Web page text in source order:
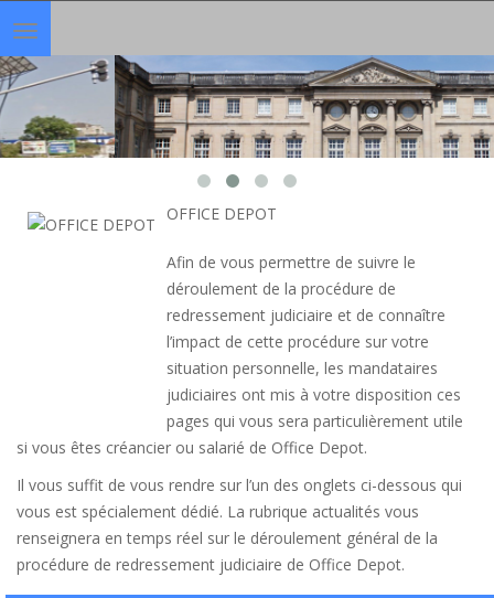
Toggle
navigation
OFFICE DEPOT
Afin de vous permettre de suivre le
déroulement de la procédure de
redressement judiciaire et de connaître
l’impact de cette procédure sur votre
situation personnelle, les mandataires
judiciaires ont mis à votre disposition ces
pages qui vous sera particulièrement utile
si vous êtes créancier ou salarié de Office Depot.
Il vous suffit de vous rendre sur l’un des onglets ci-dessous qui
vous est spécialement dédié. La rubrique actualités vous
renseignera en temps réel sur le déroulement général de la
procédure de redressement judiciaire de Office Depot.